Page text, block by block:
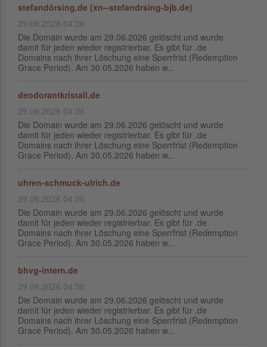
stefandörsing.de (xn--stefandrsing-bjb.de)
29.06.2026 04:36
Die Domain wurde am 29.06.2026 gelöscht und wurde
damit für jeden wieder registrierbar. Es gibt für .de
Domains nach ihrer Löschung eine Sperrfrist (Redemption
Grace Period). Am 30.05.2026 haben w...
deodorantkristall.de
29.06.2026 04:36
Die Domain wurde am 29.06.2026 gelöscht und wurde
damit für jeden wieder registrierbar. Es gibt für .de
Domains nach ihrer Löschung eine Sperrfrist (Redemption
Grace Period). Am 30.05.2026 haben w...
uhren-schmuck-ulrich.de
29.06.2026 04:36
Die Domain wurde am 29.06.2026 gelöscht und wurde
damit für jeden wieder registrierbar. Es gibt für .de
Domains nach ihrer Löschung eine Sperrfrist (Redemption
Grace Period). Am 30.05.2026 haben w...
bhvg-intern.de
29.06.2026 04:36
Die Domain wurde am 29.06.2026 gelöscht und wurde
damit für jeden wieder registrierbar. Es gibt für .de
Domains nach ihrer Löschung eine Sperrfrist (Redemption
Grace Period). Am 30.05.2026 haben w...